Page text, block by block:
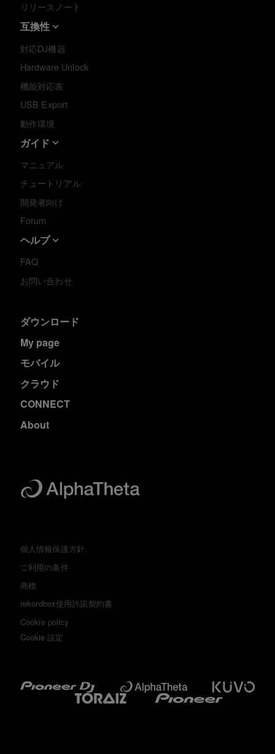
リリースノート
互換性
対応DJ機器
Hardware Unlock
機能対応表
USB Export
動作環境
ガイド
マニュアル
チュートリアル
開発者向け
Forum
ヘルプ
FAQ
お問い合わせ
ダウンロード
My page
モバイル
クラウド
CONNECT
About
個人情報保護方針.
ご利用の条件
商標
rekordbox使用許諾契約書
Cookie policy
Cookie 設定